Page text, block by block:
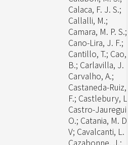
Calaca, F. J. S.;
Callalli, M.;
Camara, M. P. S.;
Cano-Lira, J. F.;
Cantillo, T.; Cao,
B.; Carlavilla, J.
Carvalho, A.;
Castaneda-Ruiz,
F.; Castlebury, L.;
Castro-Jauregui,
O.; Catania, M. D.,
V; Cavalcanti, L.
Cazabonne, J.;